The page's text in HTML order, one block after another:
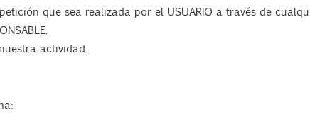
que sea realizada por el USUARIO a través de
actividad.